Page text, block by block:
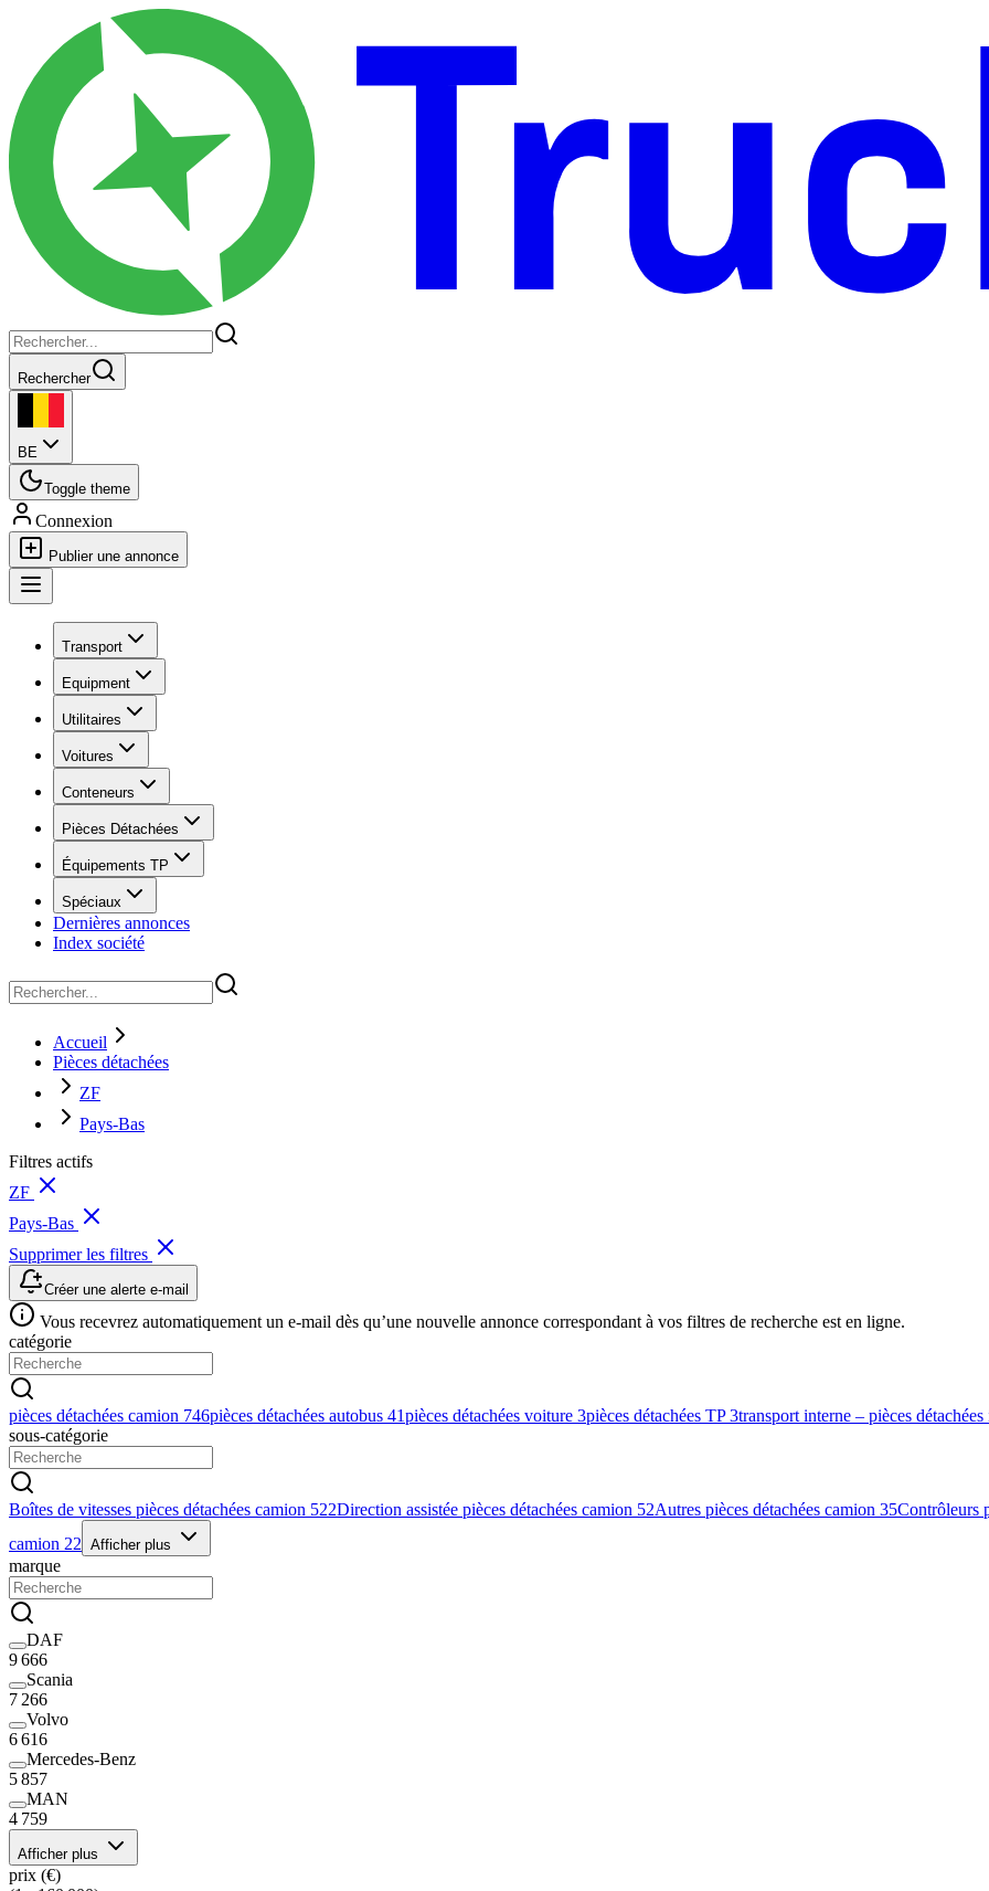
Rechercher
BE
Toggle theme
Connexion
Publier une annonce
Transport
Equipment
Utilitaires
Voitures
Conteneurs
Pièces Détachées
Équipements TP
Spéciaux
Dernières annonces
Index société
Accueil
Pièces détachées
ZF
Pays-Bas
Filtres actifs
ZF
Pays-Bas
Supprimer les filtres
Créer une alerte e-mail
Vous recevrez automatiquement un e-mail dès qu’une nouvelle annonce correspondant à vos filtres de recherche est en ligne.
catégorie
pièces détachées camion 746pièces détachées autobus 41pièces détachées voiture 3pièces détachées TP3transport interne – pièces
sous-catégorie
Boîtes de vitesses pièces détachées camion 522Direction assistée pièces détachées camion 52Autres pièces détachées camion 35Contrôleurs
camion 22 Afficher plus
marque
DAF
9 666
Scania
7 266
Volvo
6 616
Mercedes-Benz
5 857
MAN
4 759
Afficher plus
prix (€)